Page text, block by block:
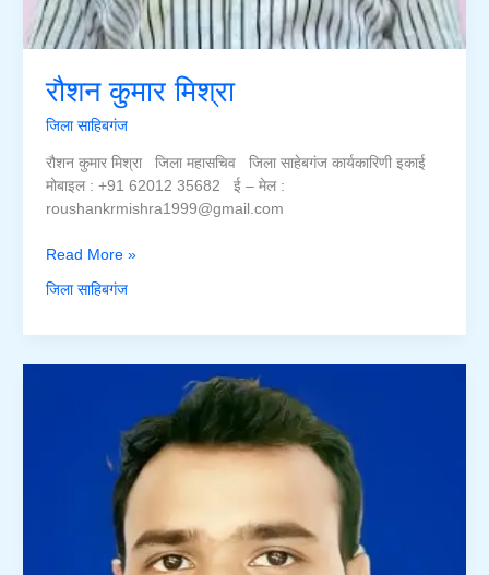
रौशन कुमार मिश्रा
जिला साहिबगंज
रौशन कुमार मिश्रा जिला महासचिव जिला साहेबगंज कार्यकारिणी इकाई
मोबाइल : +91 62012 35682 ई – मेल :
roushankrmishra1999@gmail.com
रौशन
मिश्रा
Read More »
जिला साहिबगंज